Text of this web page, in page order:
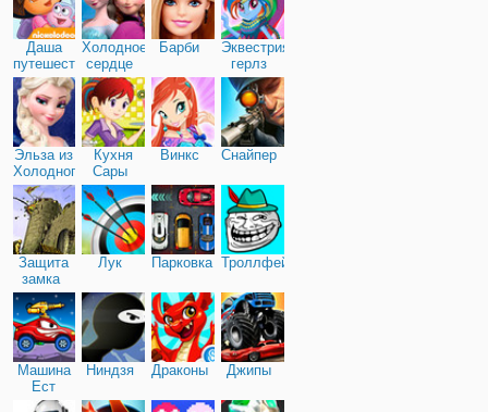
Даша
путешественница
Холодное
сердце
Барби
Эквестрия
герлз
Эльза из
Холодного
сердца
Кухня
Сары
Винкс Снайпер
Защита
замка
Лук Парковка Троллфейс
Машина
Ест
Машину
Ниндзя Драконы Джипы